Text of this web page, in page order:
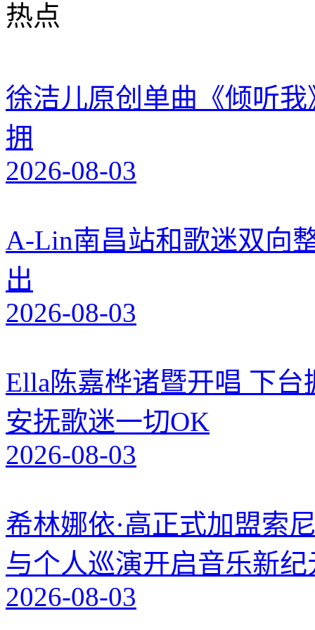
热点
徐洁儿原创单曲《倾听
拥
2026-08-03
A-Lin南昌站和歌迷双向
出
2026-08-03
Ella陈嘉桦诸暨开唱 下
安抚歌迷一切OK
2026-08-03
希林娜依·高正式加盟索
与个人巡演开启音乐新纪
2026-08-03